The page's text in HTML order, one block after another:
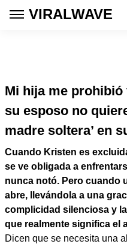
VIRALWAVE
Mi hija me
su esposo no
madre soltera’ en
Cuando Kristen es
se ve obligada a
nunca notó. Pero cuando
abre, llevándola a una
complicidad silenciosa y
que realmente significa el
Dicen que se necesita una